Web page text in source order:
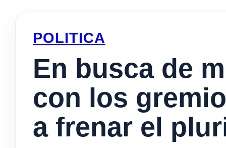
POLITICA
En busca de
con los
a frenar el